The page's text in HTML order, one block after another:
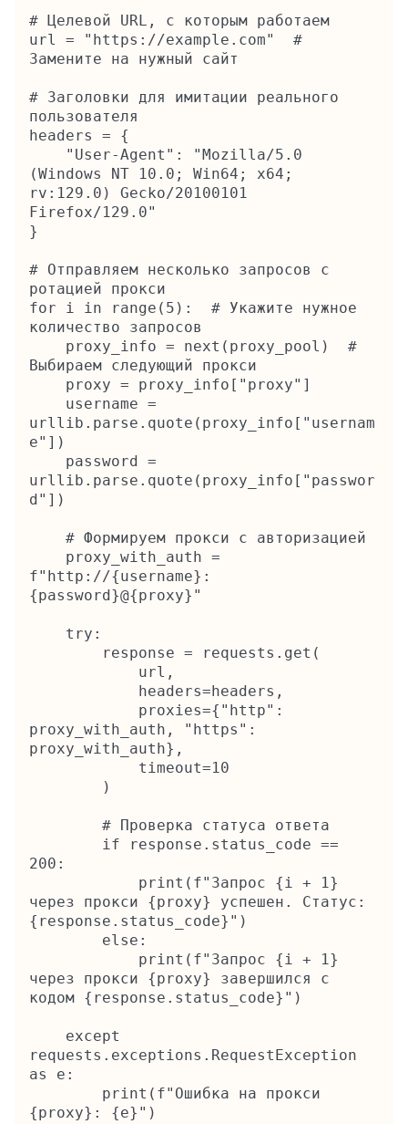
# Целевой URL, с которым работаем
url = "https://example.com"  #
Замените на нужный сайт
# Заголовки для имитации реального
пользователя
headers = {
(Windows NT 10.0; Win64; x64;
rv:129.0) Gecko/20100101
Firefox/129.0"
}
# Отправляем несколько запросов с
ротацией прокси
for i in range(5):  # Укажите нужное
количество запросов
Выбираем следующий прокси
urllib.parse.quote(proxy_info["usernam
e"])
urllib.parse.quote(proxy_info["passwor
d"])
f"http://{username}:
{password}@{proxy}"
proxy_with_auth, "https":
proxy_with_auth},
200:
через прокси {proxy} успешен. Статус:
{response.status_code}")
через прокси {proxy} завершился с
кодом {response.status_code}")
requests.exceptions.RequestException
as e:
{proxy}: {e}")